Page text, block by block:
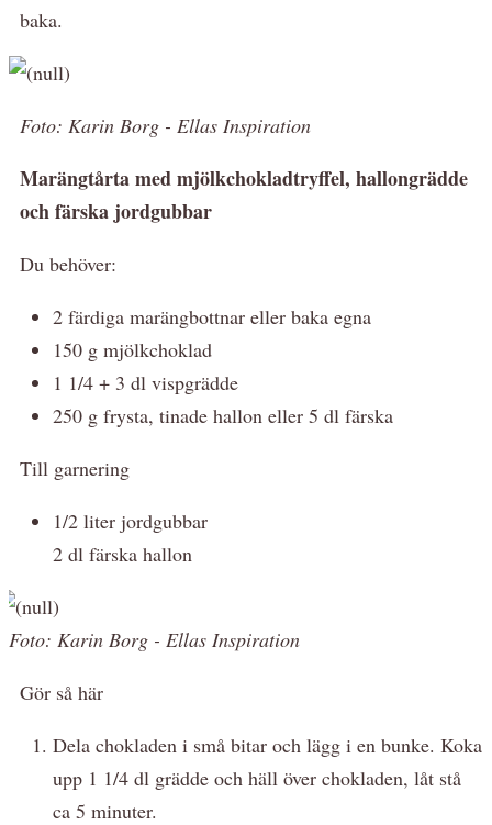
baka.
Foto: Karin Borg - Ellas Inspiration
Marängtårta med mjölkchokladtryffel, hallongrädde
och färska jordgubbar
Du behöver:
2 färdiga marängbottnar eller baka egna
150 g mjölkchoklad
1 1/4 + 3 dl vispgrädde
250 g frysta, tinade hallon eller 5 dl färska
Till garnering
1/2 liter jordgubbar
2 dl färska hallon
Foto: Karin Borg - Ellas Inspiration
Gör så här
Dela chokladen i små bitar och lägg i en bunke. Koka
upp 1 1/4 dl grädde och häll över chokladen, låt stå
ca 5 minuter.